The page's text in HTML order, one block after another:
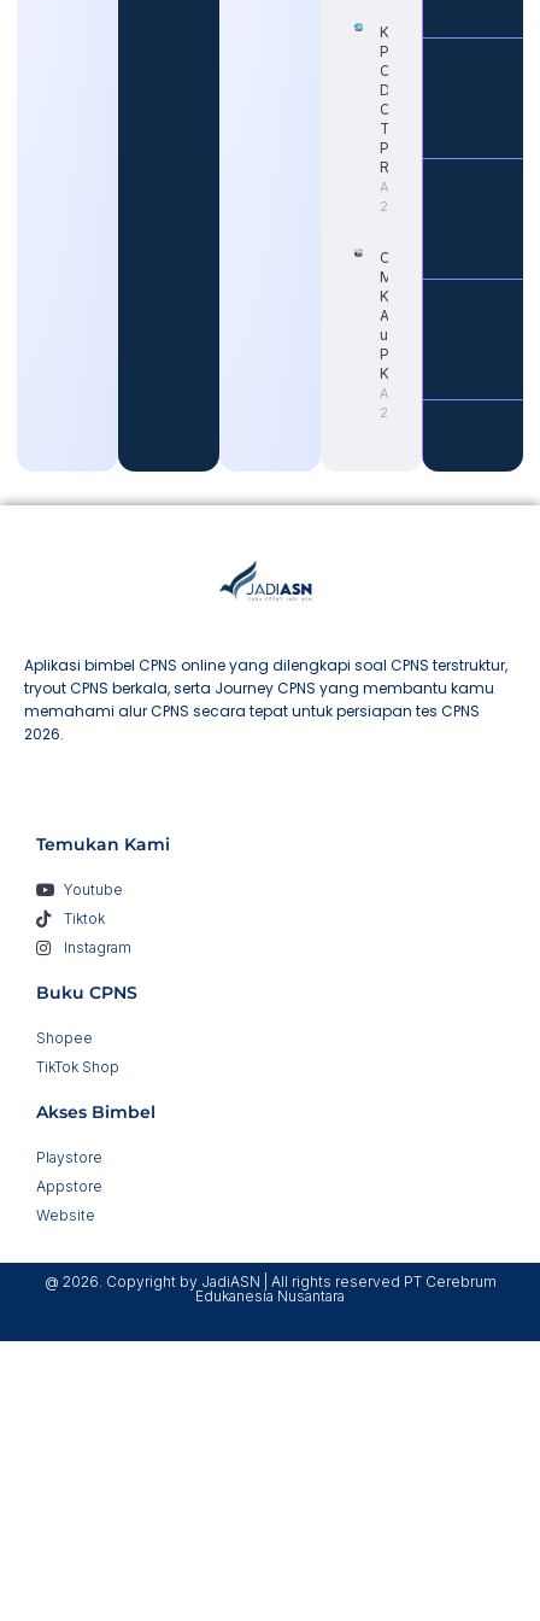
Kapan
Pendaftaran
CPNS 2026
Dimulai?
Cek Jadwal
Terbaru dan
Portal
Resminya
August 5,
2026
Cara Tepat
Mengetahui
Kapan Gaji
ASN Naik
untuk
Persiapan
Karier
August 4,
2026
Aplikasi bimbel CPNS online yang dilengkapi soal CPNS terstruktur,
tryout CPNS berkala, serta Journey CPNS yang membantu kamu
memahami alur CPNS secara tepat untuk persiapan tes CPNS
2026.
Temukan Kami
Youtube
Tiktok
Instagram
Buku CPNS
Shopee
TikTok Shop
Akses Bimbel
Playstore
Appstore
Website
@ 2026. Copyright by JadiASN | All rights reserved PT Cerebrum
Edukanesia Nusantara